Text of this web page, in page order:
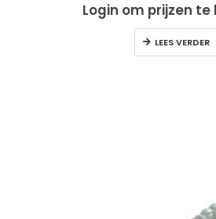
Login om prijzen te
LEES VERDER